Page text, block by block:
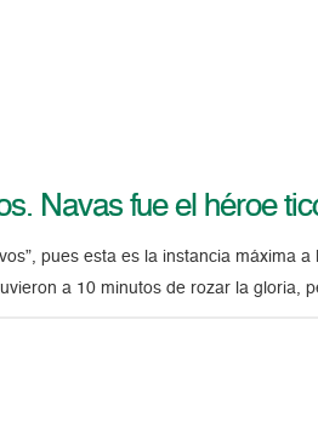
Navas fue el héroe
pues esta es la instancia máxima
a 10 minutos de rozar la gloria,